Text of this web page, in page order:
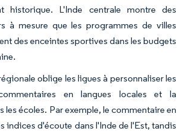
historique. L'Inde centrale montre des
à mesure que les programmes de villes
des enceintes sportives dans les budgets
oblige les ligues à personnaliser les
en langues locales et la
les écoles. Par exemple, le commentaire en
indices d'écoute dans l'Inde de l'Est, tandis